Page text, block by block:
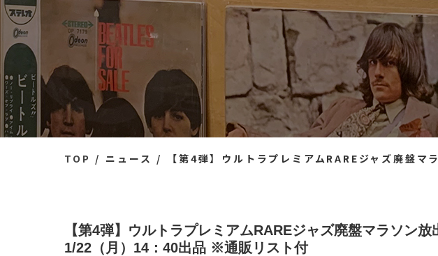
TOP ニュース 【第4弾】ウルトラプレミアムRAREジャズ廃盤マラソン放出 ＜
【第4弾】ウルトラプレミアムRAREジャズ廃盤マラソン放
1/22（月）14：40出品 ※通販リスト付